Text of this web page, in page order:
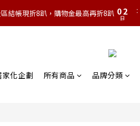
結帳現折8趴，購物金最高再折8趴 02
1
日
:
化企劃 所有商品 品牌分類